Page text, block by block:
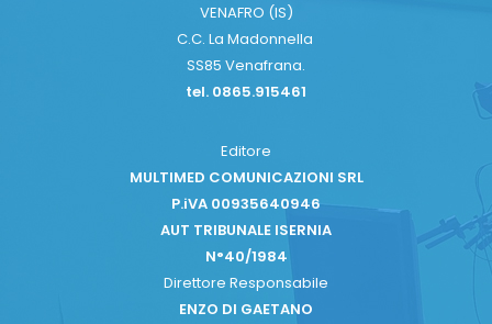
VENAFRO (IS)
C.C. La Madonnella
SS85 Venafrana.
tel. 0865.915461
Editore
MULTIMED COMUNICAZIONI SRL
P.iVA 00935640946
AUT TRIBUNALE ISERNIA
N°40/1984
Direttore Responsabile
ENZO DI GAETANO